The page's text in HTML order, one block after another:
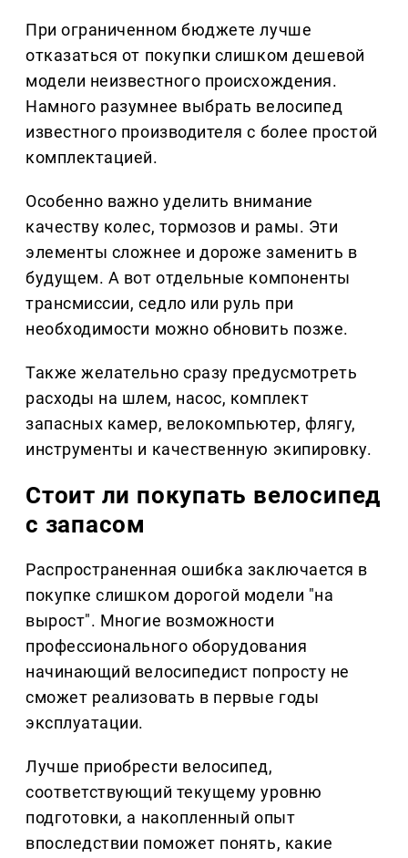
При ограниченном бюджете лучше
отказаться от покупки слишком дешевой
модели неизвестного происхождения.
Намного разумнее выбрать велосипед
известного производителя с более простой
комплектацией.
Особенно важно уделить внимание
качеству колес, тормозов и рамы. Эти
элементы сложнее и дороже заменить в
будущем. А вот отдельные компоненты
трансмиссии, седло или руль при
необходимости можно обновить позже.
Также желательно сразу предусмотреть
расходы на шлем, насос, комплект
запасных камер, велокомпьютер, флягу,
инструменты и качественную экипировку.
Стоит ли покупать велосипед
с запасом
Распространенная ошибка заключается в
покупке слишком дорогой модели "на
вырост". Многие возможности
профессионального оборудования
начинающий велосипедист попросту не
сможет реализовать в первые годы
эксплуатации.
Лучше приобрести велосипед,
соответствующий текущему уровню
подготовки, а накопленный опыт
впоследствии поможет понять, какие